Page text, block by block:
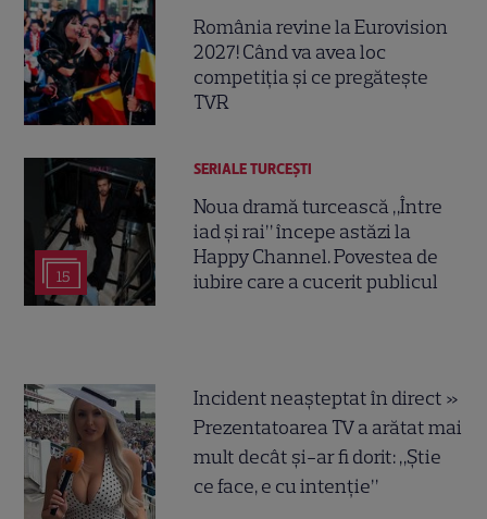
România revine la Eurovision
2027! Când va avea loc
competiția și ce pregătește
TVR
15
SERIALE TURCEŞTI
Noua dramă turcească „Între
iad și rai” începe astăzi la
Happy Channel. Povestea de
iubire care a cucerit publicul
Incident neașteptat în direct »
Prezentatoarea TV a arătat mai
mult decât și-ar fi dorit: „Știe
ce face, e cu intenție”